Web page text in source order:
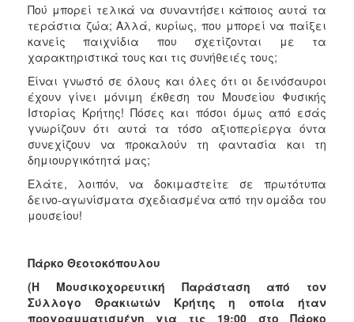
Πού μπορεί τελικά να συναντήσει κάποιος αυτά τα
τεράστια ζώα; Αλλά, κυρίως, που μπορεί να παίξει
κανείς παιχνίδια που σχετίζονται με τα
χαρακτηριστικά τους και τις συνήθειές τους;
Είναι γνωστό σε όλους και όλες ότι οι δεινόσαυροι
έχουν γίνει μόνιμη έκθεση του Μουσείου Φυσικής
Ιστορίας Κρήτης! Πόσες και πόσοι όμως από εσάς
γνωρίζουν ότι αυτά τα τόσο αξιοπερίεργα όντα
συνεχίζουν να προκαλούν τη φαντασία και τη
δημιουργικότητά μας;
Ελάτε, λοιπόν, να δοκιμαστείτε σε πρωτότυπα
δεινο-αγωνίσματα σχεδιασμένα από την ομάδα του
μουσείου!
Πάρκο Θεοτοκόπουλου
(Η Μουσικοχορευτική Παράσταση από τον
Σύλλογο Θρακιωτών Κρήτης η οποία ήταν
προγραμματισμένη για τις 19:00 στο Πάρκο